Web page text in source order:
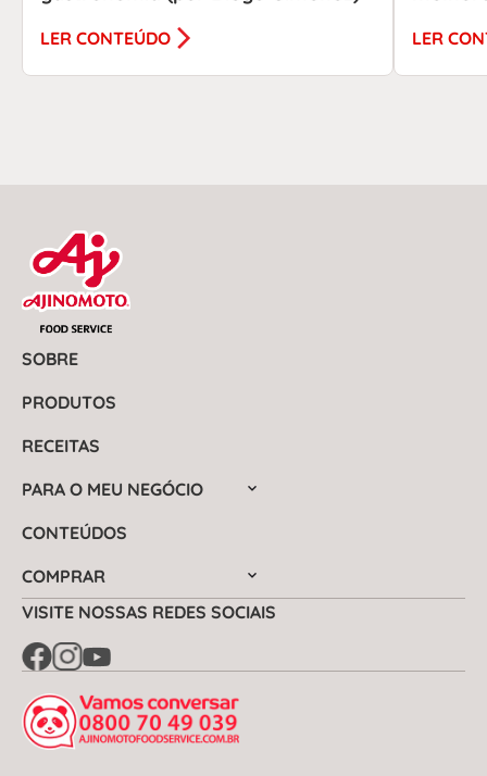
LER CONTEÚDO LER
SOBRE
PRODUTOS
RECEITAS
PARA O MEU NEGÓCIO
CONTEÚDOS
COMPRAR
VISITE NOSSAS REDES SOCIAIS